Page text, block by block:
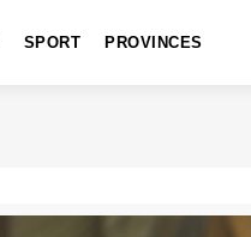
SPORT PROVINCES